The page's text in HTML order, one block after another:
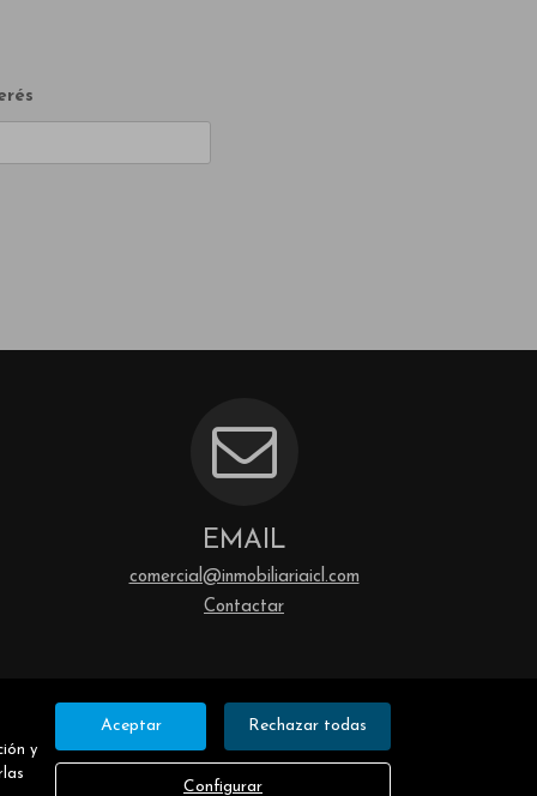
y
Aceptar Rechazar todas
Configurar
EMAIL
comercial@inmobiliariaicl.com
Contactar